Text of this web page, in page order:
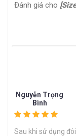
Đánh giá cho [Size
Nguyễn Trọng
Bình
Sau khi sử dụng